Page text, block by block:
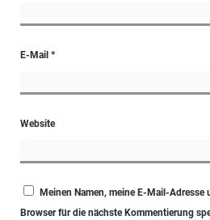
E-Mail *
Website
Meinen Namen, meine E-Mail-Adresse
Browser für die nächste Kommentierung